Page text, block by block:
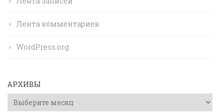
Лента комментариев
WordPress.org
АРХИВЫ
Архивы